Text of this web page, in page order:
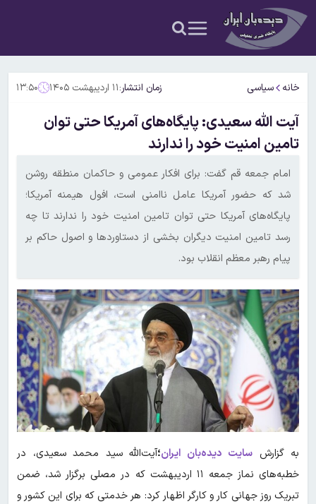
خانه سیاسی زمان انتشار:۱۱ اردیبهشت ۱۴۰۵ ۱۳:۵۰
آیت الله سعیدی: پایگاه‌های آمریکا حتی توان
تامین امنیت خود را ندارند
امام جمعه قم گفت: برای افکار عمومی و حاکمان منطقه روشن
شد که حضور آمریکا عامل ناامنی است، افول هیمنه آمریکا؛
پایگاه‌های آمریکا حتی توان تامین امنیت خود را ندارند تا چه
رسد تامین امنیت دیگران بخشی از دستاوردها و اصول حاکم بر
پیام رهبر معظم انقلاب بود.
به گزارش سایت دیده‌بان ایران؛آیت‌الله سید محمد سعیدی، در
خطبه‌های نماز جمعه ۱۱ اردیبهشت که در مصلی برگزار شد، ضمن
تبریک روز جهانی کار و کارگر اظهار کرد: هر خدمتی که برای این کشور و